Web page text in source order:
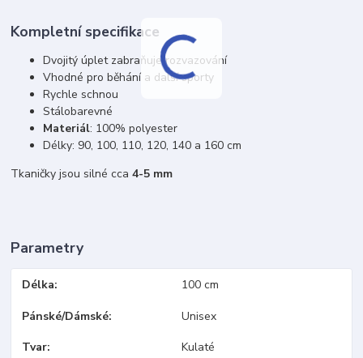
Kompletní specifikace
Dvojitý úplet zabraňuje rozvazování
Vhodné pro běhání a další sporty
Rychle schnou
Stálobarevné
Materiál: 100% polyester
Délky: 90, 100, 110, 120, 140 a 160 cm
Tkaničky jsou silné cca4-5 mm
Parametry
Délka 100 cm
Pánské/Dámské Unisex
Tvar Kulaté